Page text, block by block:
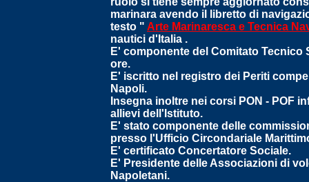
marinara avendo il libretto di
testo " Arte Marinaresca e Tecnica
nautici d'Italia .
E' componente del Comitato
ore.
E' iscritto nel registro dei Periti
Napoli.
Insegna inoltre nei corsi PON - POF
allievi dell'Istituto.
E' stato componente delle
presso l'Ufficio Circondariale
E' certificato Concertatore Sociale.
E' Presidente delle Associazioni di
Napoletani.